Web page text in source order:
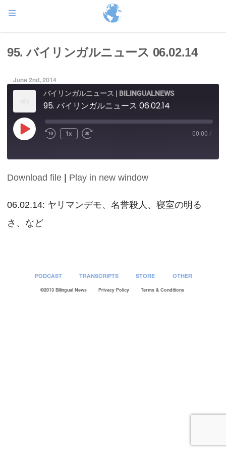
95. バイリンガルニュース 06.02.14
June 2nd, 2014
バイリンガルニュース | BILINGUALNEWS
95. バイリンガルニュース 06.02.14
Play
Episode
1x 00:00 /
SHARE
LINK
EMBED
Download file Play in new window
06.02.14: ヤリマンデモ、名誉殺人、寝室の明る
さ、など
PODCAST TRANSCRIPTS STORE OTHER
©2013 Bilingual News Privacy Policy Terms & Conditions